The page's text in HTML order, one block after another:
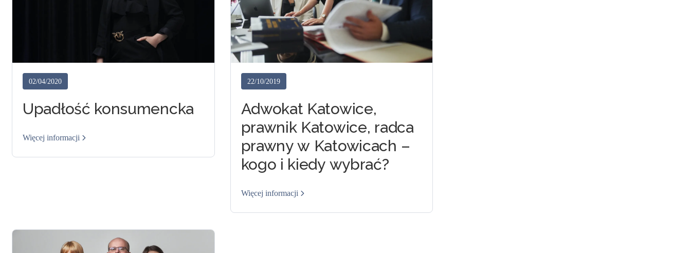
02/04/2020
Upadłość konsumencka
Więcej informacji
22/10/2019
Adwokat Katowice,
prawnik Katowice, radca
prawny w Katowicach –
kogo i kiedy wybrać?
Więcej informacji